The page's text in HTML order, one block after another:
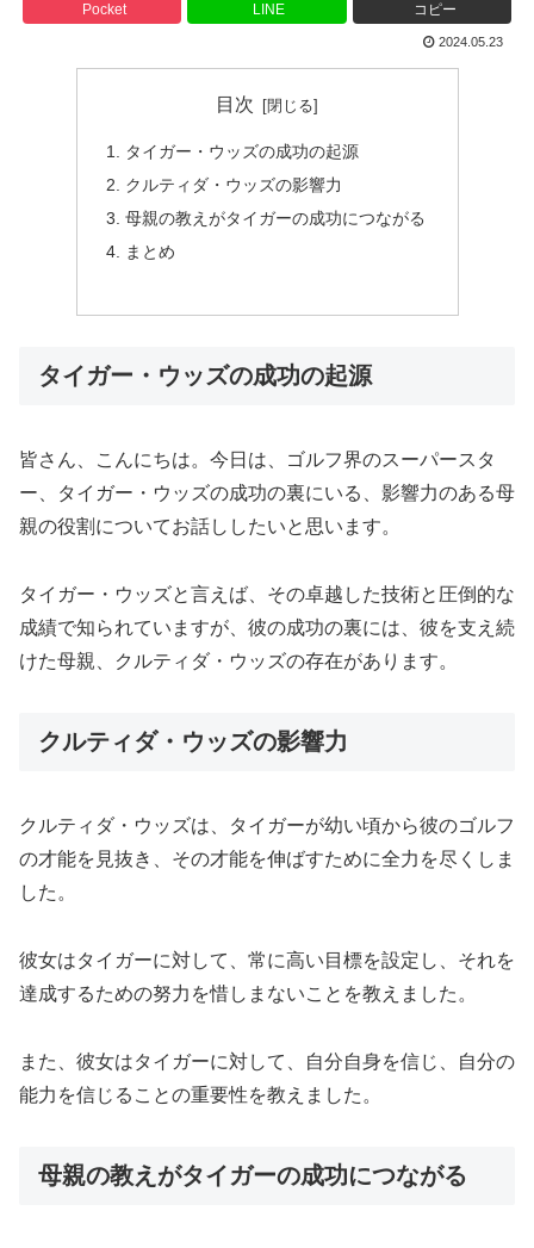
Pocket LINE コピー
2024.05.23
目次
タイガー・ウッズの成功の起源
クルティダ・ウッズの影響力
母親の教えがタイガーの成功につながる
まとめ
タイガー・ウッズの成功の起源
皆さん、こんにちは。今日は、ゴルフ界のスーパースタ
ー、タイガー・ウッズの成功の裏にいる、影響力のある母
親の役割についてお話ししたいと思います。
タイガー・ウッズと言えば、その卓越した技術と圧倒的な
成績で知られていますが、彼の成功の裏には、彼を支え続
けた母親、クルティダ・ウッズの存在があります。
クルティダ・ウッズの影響力
クルティダ・ウッズは、タイガーが幼い頃から彼のゴルフ
の才能を見抜き、その才能を伸ばすために全力を尽くしま
した。
彼女はタイガーに対して、常に高い目標を設定し、それを
達成するための努力を惜しまないことを教えました。
また、彼女はタイガーに対して、自分自身を信じ、自分の
能力を信じることの重要性を教えました。
母親の教えがタイガーの成功につながる